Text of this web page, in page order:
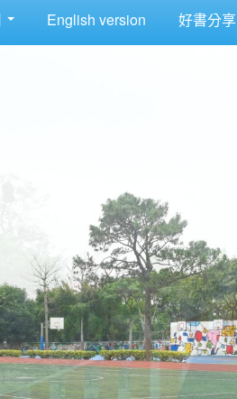
English version 好書分享